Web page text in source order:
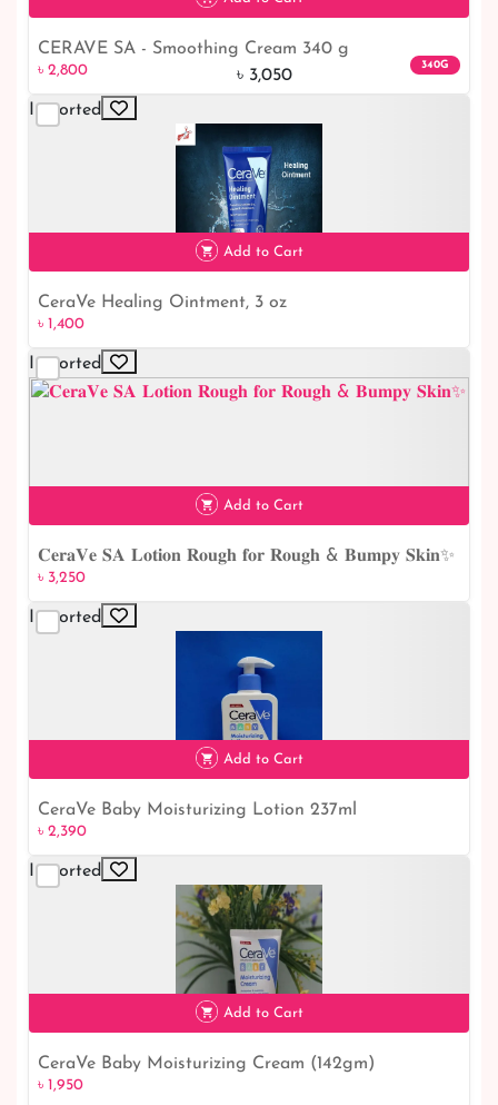
৳ 2,8008% off
CERAVE SA - Smoothing Cream 340 g
৳ 2,800 ৳ 3,050
340G
Imported
৳ 1,400
Add to Cart
CeraVe Healing Ointment, 3 oz
৳ 1,400
Imported
৳ 3,250
Add to Cart
𝐂𝐞𝐫𝐚𝐕𝐞 𝐒𝐀 𝐋𝐨𝐭𝐢𝐨𝐧 𝐑𝐨𝐮𝐠𝐡 𝐟𝐨𝐫 𝐑𝐨𝐮𝐠𝐡 & 𝐁𝐮𝐦𝐩𝐲 𝐒𝐤𝐢𝐧✨
৳ 3,250
Imported
৳ 2,390
Add to Cart
CeraVe Baby Moisturizing Lotion 237ml
৳ 2,390
Imported
৳ 1,950
Add to Cart
CeraVe Baby Moisturizing Cream (142gm)
৳ 1,950